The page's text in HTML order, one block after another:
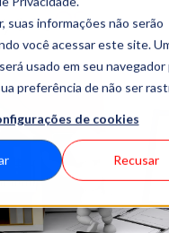
suas informações não serão
você acessar este site.
usado em seu navegador
preferência de não ser
de cookies
Recusar